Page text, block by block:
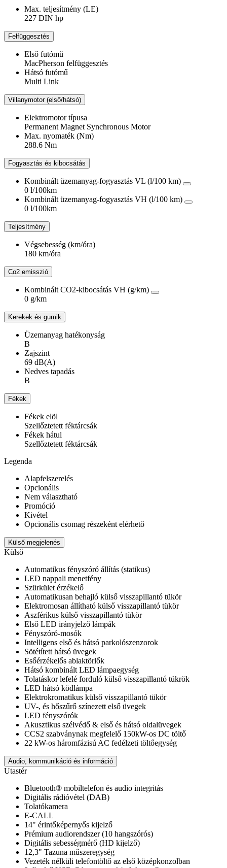
Max. teljesítmény (LE)
227 DIN hp
Felfüggesztés
Első futómű
MacPherson felfüggesztés
Hátsó futómű
Multi Link
Villanymotor (első/hátsó)
Elektromotor típusa
Permanent Magnet Synchronous Motor
Max. nyomaték (Nm)
288.6 Nm
Fogyasztás és kibocsátás
Kombinált üzemanyag-fogyasztás VL (l/100 km)
0 l/100km
Kombinált üzemanyag-fogyasztás VH (l/100 km)
0 l/100km
Teljesítmény
Végsebesség (km/óra)
180 km/óra
Co2 emisszió
Kombinált CO2-kibocsátás VH (g/km)
0 g/km
Kerekek és gumik
Üzemanyag hatékonyság
B
Zajszint
69 dB(A)
Nedves tapadás
B
Fékek
Fékek elöl
Szellőztetett féktárcsák
Fékek hátul
Szellőztetett féktárcsák
Legenda
Alapfelszerelés
Opcionális
Nem választható
Promóció
Kivétel
Opcionális csomag részeként elérhető
Külső megjelenés
Külső
Automatikus fényszóró állítás (statikus)
LED nappali menetfény
Szürkület érzékelő
Automatikusan behajló külső visszapillantó tükör
Elektromosan állítható külső visszapillantó tükör
Aszférikus külső visszapillantó tükör
Első LED irányjelző lámpák
Fényszóró-mosók
Intelligens első és hátsó parkolószenzorok
Sötétített hátsó üvegek
Esőérzékelős ablaktörlők
Hátsó kombinált LED lámpaegység
Tolatáskor lefelé forduló külső visszapillantó tükrök
LED hátsó ködlámpa
Elektrokromatikus külső visszapillantó tükör
UV-, és hőszűrő színezett első üvegek
LED fényszórók
Akusztikus szélvédő & első és hátsó oldalüvegek
CCS2 szabványnak megfelelő 150kW-os DC töltő
22 kW-os háromfázisú AC fedélzeti töltőegység
Audio, kommunikáció és információ
Utastér
Bluetooth® mobiltelefon és audio integritás
Digitális rádióvétel (DAB)
Tolatókamera
E-CALL
14" érintőképernyős kijelző
Prémium audiorendszer (10 hangszórós)
Digitális sebességmérő (HD kijelző)
12,3" Tazuna műszeregység
Vezeték nélküli telefontöltő az első középkonzolban